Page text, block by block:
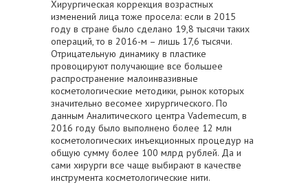
Хирургическая коррекция возрастных
изменений лица тоже просела: если в 2015
году в стране было сделано 19,8 тысячи таких
операций, то в 2016-м – лишь 17,6 тысячи.
Отрицательную динамику в пластике
провоцируют получающие все большее
распространение малоинвазивные
косметологические методики, рынок которых
значительно весомее хирургического. По
данным Аналитического центра Vademecum, в
2016 году было выполнено более 12 млн
косметологических инъекционных процедур на
общую сумму более 100 млрд рублей. Да и
сами хирурги все чаще выбирают в качестве
инструмента косметологические нити.